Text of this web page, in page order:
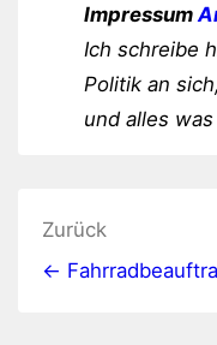
Impressum
Ich schreibe
Politik an
und alles
Zurück
←